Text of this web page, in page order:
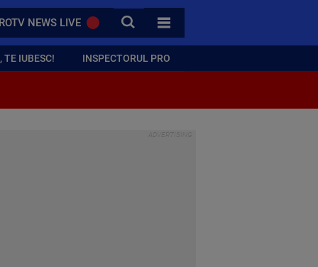
NEWS LIVE CAUTA
TOATE CATEGORIILE
TE IUBESC! INSPECTORUL PRO